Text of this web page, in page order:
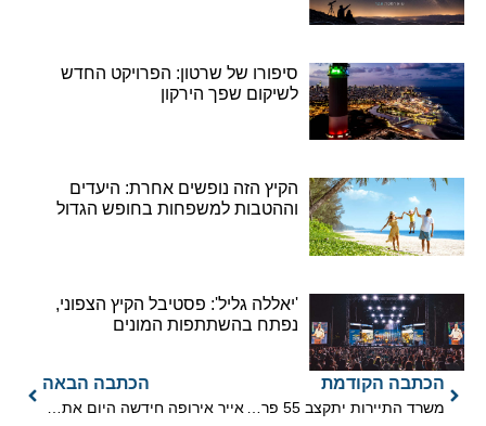
סיפורו של שרטון: הפרויקט החדש
לשיקום שפך הירקון
הקיץ הזה נופשים אחרת: היעדים
וההטבות למשפחות בחופש הגדול
'יאללה גליל': פסטיבל הקיץ הצפוני,
נפתח בהשתתפות המונים
הכתבה הקודמת
משרד התיירות יתקצב 55 פרויקטים תיירותיים בכ-230 מיליון ש"ח
הכתבה הבאה
אייר אירופה חידשה היום את הטיסות לישראל ולוט איירליינס בקרוב